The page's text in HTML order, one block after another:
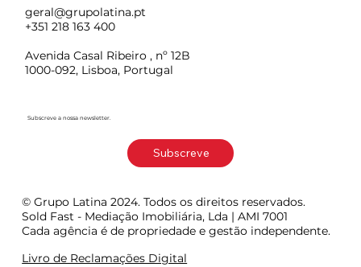
geral@grupolatina.pt
+351 218 163 400
Avenida Casal Ribeiro , nº 12B
1000-092, Lisboa, Portugal
Subscreve a nossa newsletter.
Subscreve
© Grupo Latina 2024. Todos os direitos reservados.
Sold Fast - Mediação Imobiliária, Lda | AMI 7001
Cada agência é de propriedade e gestão independente.
Livro de Reclamações Digital